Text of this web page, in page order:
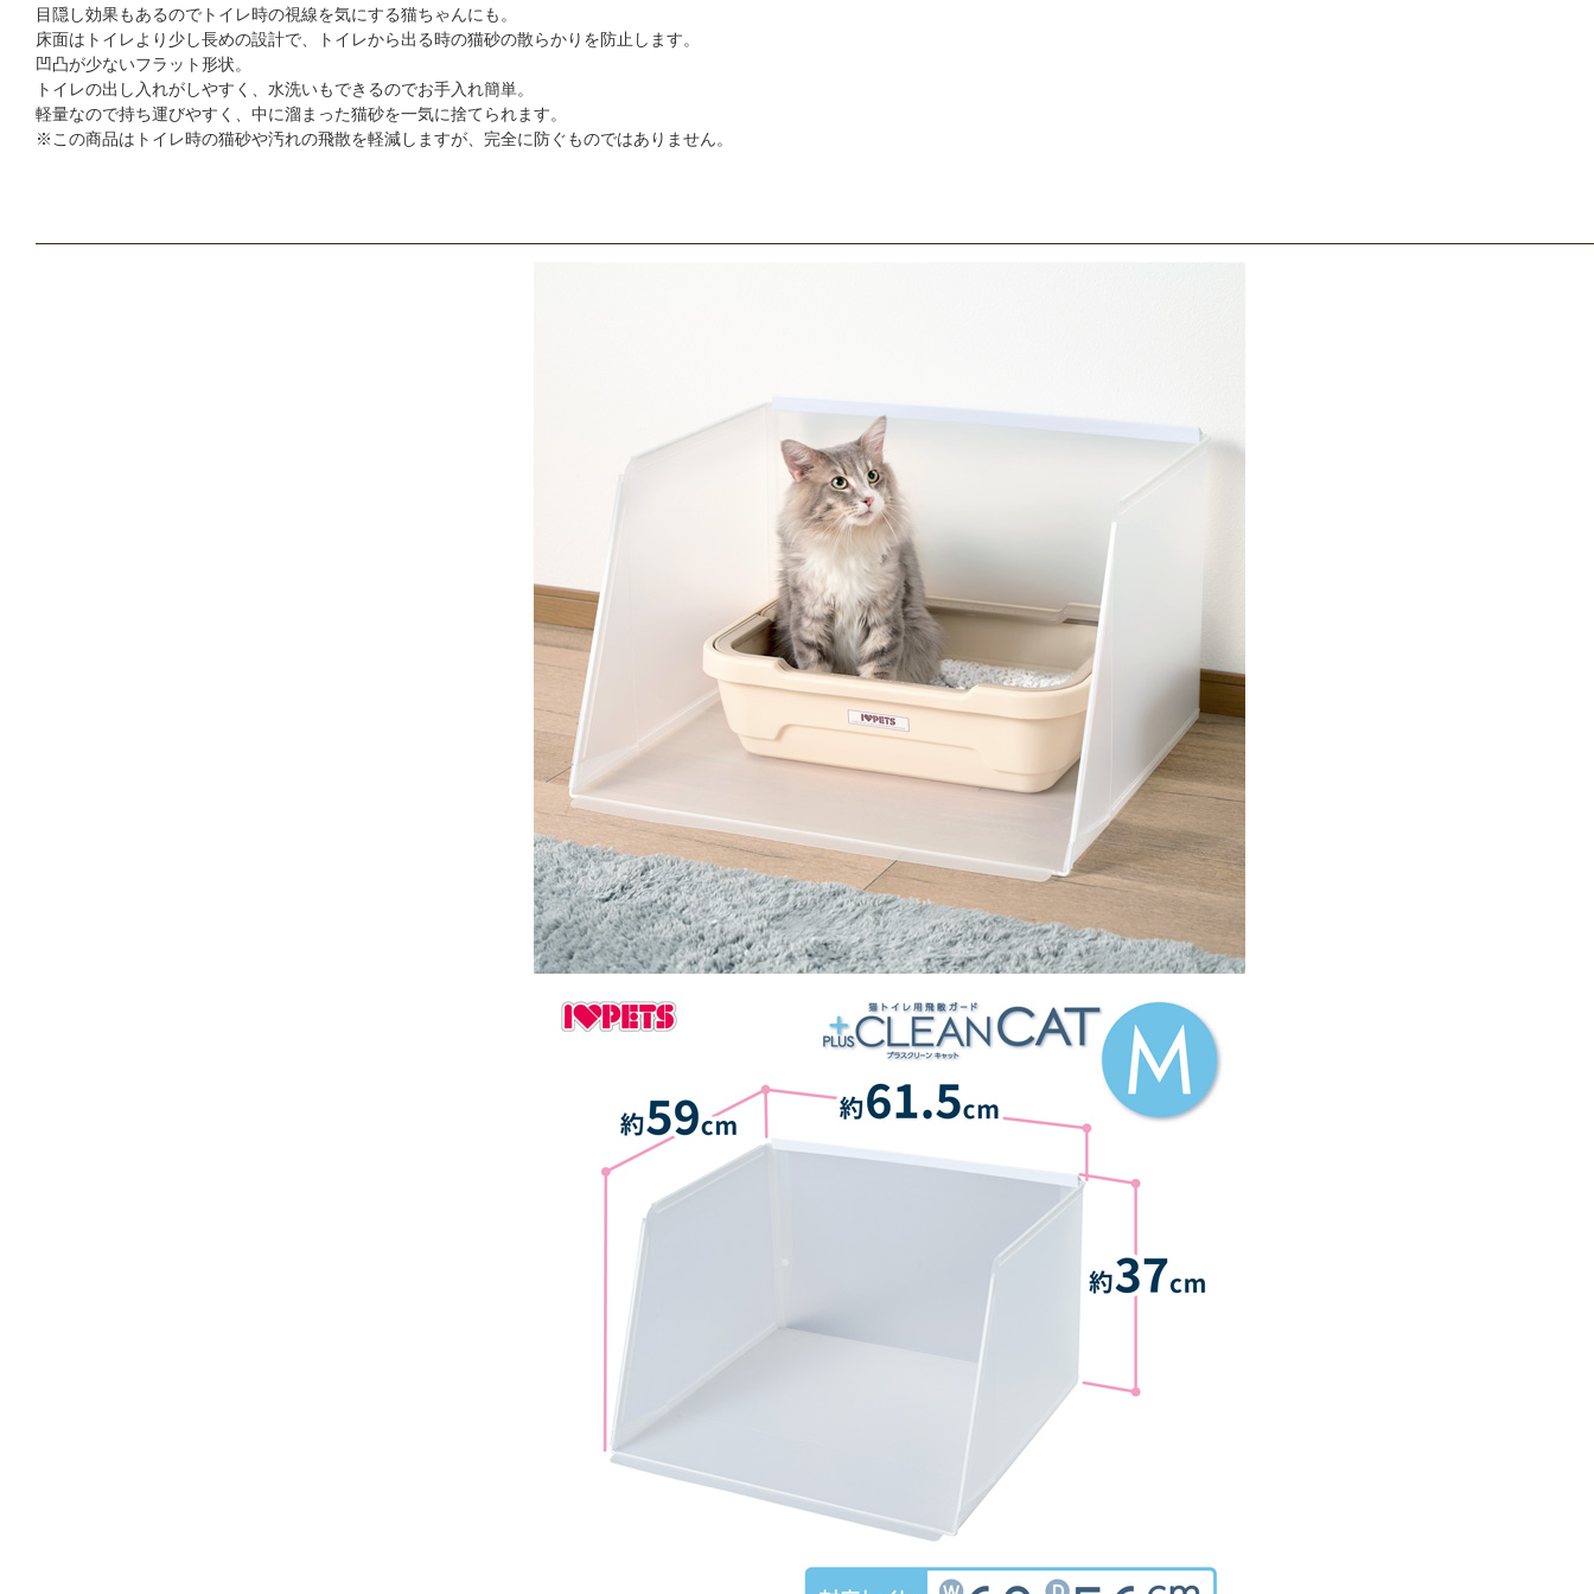
目隠し効果もあるのでトイレ時の視線を気にする猫ちゃんにも。
床面はトイレより少し長めの設計で、トイレから出る時の猫砂の散らかりを防止します。
凹凸が少ないフラット形状。
トイレの出し入れがしやすく、水洗いもできるのでお手入れ簡単。
軽量なので持ち運びやすく、中に溜まった猫砂を一気に捨てられます。
※この商品はトイレ時の猫砂や汚れの飛散を軽減しますが、完全に防ぐものではありません。